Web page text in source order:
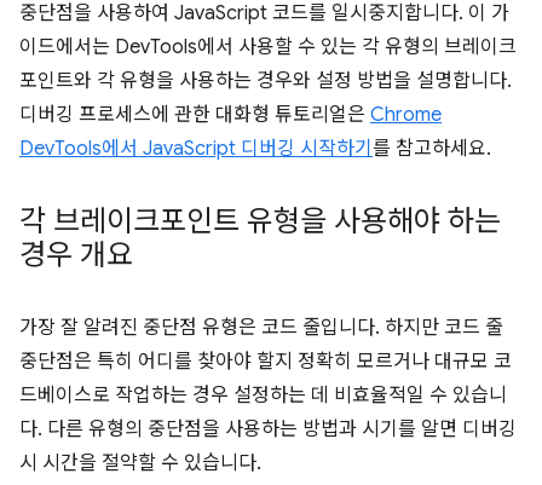
중단점을 사용하여 JavaScript 코드를 일시중지합니다. 이 가
이드에서는 DevTools에서 사용할 수 있는 각 유형의 브레이크
포인트와 각 유형을 사용하는 경우와 설정 방법을 설명합니다.
디버깅 프로세스에 관한 대화형 튜토리얼은 Chrome
DevTools에서 JavaScript 디버깅 시작하기 를 참고하세요.
각 브레이크포인트 유형을 사용해야 하는
경우 개요
가장 잘 알려진 중단점 유형은 코드 줄입니다. 하지만 코드 줄
중단점은 특히 어디를 찾아야 할지 정확히 모르거나 대규모 코
드베이스로 작업하는 경우 설정하는 데 비효율적일 수 있습니
다. 다른 유형의 중단점을 사용하는 방법과 시기를 알면 디버깅
시 시간을 절약할 수 있습니다.